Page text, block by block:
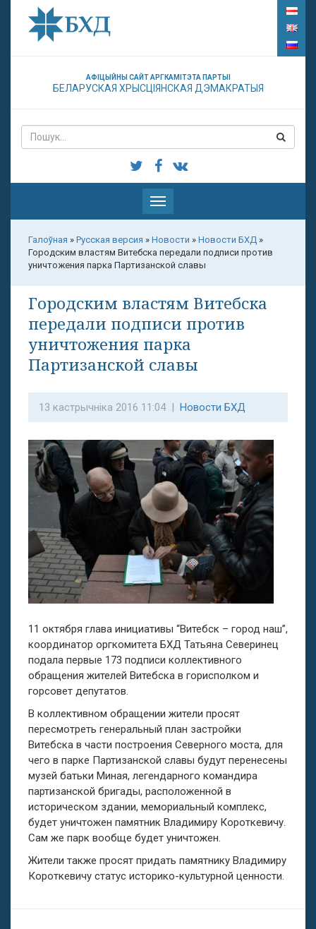
АФІЦЫЙНЫ САЙТ АРГКАМІТЭТА ПАРТЫІ
БЕЛАРУСКАЯ ХРЫСЦІЯНСКАЯ ДЭМАКРАТЫЯ
Паказаць
меню
Галоўная » Русская версия » Новости » Новости БХД »
Городским властям Витебска передали подписи против
уничтожения парка Партизанской славы
Городским властям Витебска
передали подписи против
уничтожения парка
Партизанской славы
13 кастрычніка 2016 11:04 | Новости БХД
11 октября глава инициативы “Витебск – город наш”,
координатор оргкомитета БХД Татьяна Северинец
подала первые 173 подписи коллективного
обращения жителей Витебска в горисполком и
горсовет депутатов.
В коллективном обращении жители просят
пересмотреть генеральный план застройки
Витебска в части построения Северного моста, для
чего в парке Партизанской славы будут перенесены
музей батьки Миная, легендарного командира
партизанской бригады, расположенной в
историческом здании, мемориальный комплекс,
будет уничтожен памятник Владимиру Короткевичу.
Сам же парк вообще будет уничтожен.
Жители также просят придать памятнику Владимиру
Короткевичу статус историко-культурной ценности.